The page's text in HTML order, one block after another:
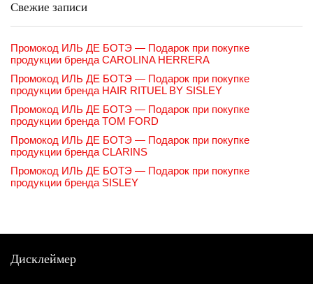
Свежие записи
Промокод ИЛЬ ДЕ БОТЭ — Подарок при покупке
продукции бренда CAROLINA HERRERA
Промокод ИЛЬ ДЕ БОТЭ — Подарок при покупке
продукции бренда HAIR RITUEL BY SISLEY
Промокод ИЛЬ ДЕ БОТЭ — Подарок при покупке
продукции бренда TOM FORD
Промокод ИЛЬ ДЕ БОТЭ — Подарок при покупке
продукции бренда CLARINS
Промокод ИЛЬ ДЕ БОТЭ — Подарок при покупке
продукции бренда SISLEY
Дисклеймер